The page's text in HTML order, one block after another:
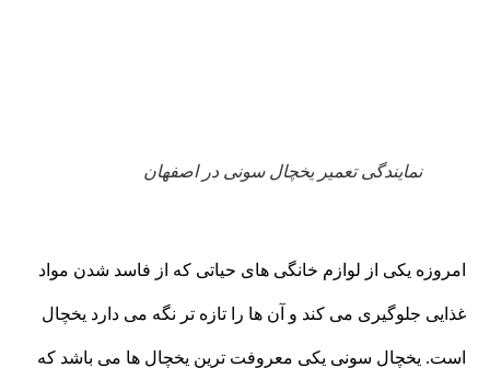
نمایندگی تعمیر یخچال سونی در اصفهان
امروزه یکی از لوازم خانگی های حیاتی که از فاسد شدن مواد
غذایی جلوگیری می کند و آن ها را تازه تر نگه می دارد یخچال
است. یخچال سونی یکی معروفت ترین یخچال ها می باشد که